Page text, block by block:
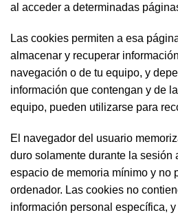
al acceder a determinadas
Las cookies permiten a esa
almacenar y recuperar
navegación o de tu equipo, y
información que contengan y de
equipo, pueden utilizarse para
El navegador del usuario
duro solamente durante la sesión
espacio de memoria mínimo y no
ordenador. Las cookies no
información personal específica,